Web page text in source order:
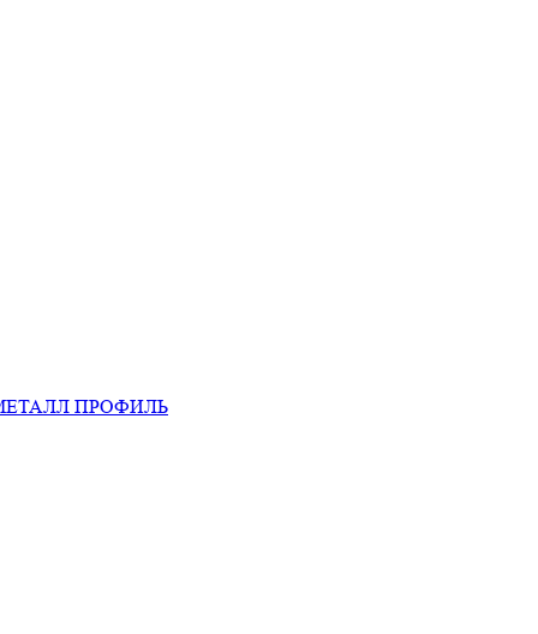
ПРОФИЛЬ